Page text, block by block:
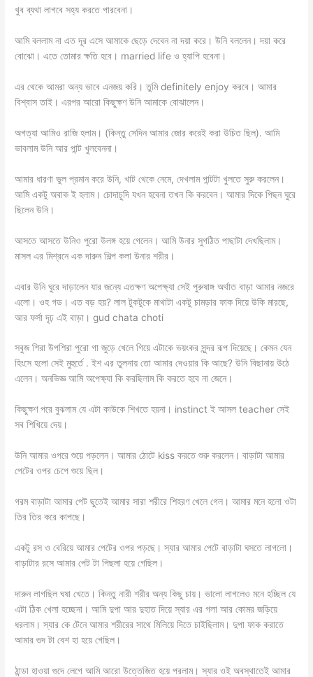
খুব ব্যথা লাগবে সহ্য করতে পারবেনা।
আমি বললাম না এত দূর এসে আমাকে ছেড়ে দেবেন না দয়া করে। উনি বললেন। দয়া করে
বোঝো। এতে তোমার ক্ষতি হবে। married life ও হ্যাপি হবেনা।
এর থেকে আমরা অন্য ভাবে এনজয় করি। তুমি definitely enjoy করবে। আমার
বিশ্বাস তাই। এরপর আরো কিছুক্ষণ উনি আমাকে বোঝালেন।
অগত্যা আমিও রাজি হলাম। (কিন্তু সেদিন আমার জোর করেই করা উচিত ছিল). আমি
ভাবলাম উনি আর পান্ট খুলবেননা।
আমার ধারণা ভুল প্রমান করে উনি, খাট থেকে নেমে, দেখলাম পান্টটা খুলতে সুরু করলেন।
আমি একটু অবাক ই হলাম। চোদাচুদি যখন হবেনা তখন কি করবেন। আমার দিকে পিছন ঘুরে
ছিলেন উনি।
আসতে আসতে উনিও পুরো উলঙ্গ হয়ে গেলেন। আমি উনার সুগঠিত পাছাটা দেখছিলাম।
মাসল এর মিশ্রনে এক দারুন শিল্প কলা উনার শরীর।
এবার উনি ঘুরে দাড়ালেন যার জন্যে এতক্ষণ অপেক্ষ্যা সেই পুরুষাঙ্গ অর্থাত বাড়া আমার নজরে
এলো। ওহ গড। এত বড় হয়? লাল টুকটুকে মাথাটা একটু চামড়ার ফাক দিয়ে উকি মারছে,
আর ফর্সা দৃঢ় এই বাড়া। gud chata choti
সবুজ শিরা উপশিরা পুরো গা জুড়ে খেলে গিয়ে এটাকে ভয়ংকর সুন্দর রূপ দিয়েছে। কেমন যেন
হিংসে হলো সেই মুহুর্তে . ইশ এর তুলনায় তো আমার দেওয়ার কি আছে? উনি বিছানায় উঠে
এলেন। অনভিজ্ঞ আমি অপেক্ষ্যা কি করছিলাম কি করতে হবে না জেনে।
কিছুক্ষণ পরে বুঝলাম যে এটা কাউকে শিখতে হয়না। instinct ই আসল teacher সেই
সব শিখিয়ে দেয়।
উনি আমার ওপরে শুয়ে পড়লেন। আমার ঠোটে kiss করতে শুরু করলেন। বাড়াটা আমার
পেটের ওপর চেপে শুয়ে ছিল।
গরম বাড়াটা আমার পেট ছুতেই আমার সারা শরীরে শিহরণ খেলে গেল। আমার মনে হলো ওটা
তির তির করে কাপছে।
একটু রস ও বেরিয়ে আমার পেটের ওপর পড়ছে। স্যার আমার পেটে বাড়াটা ঘসতে লাগলো।
বাড়াটার রসে আমার পেট টা পিছলা হয়ে গেছিল।
দারুন লাগছিল ঘষা খেতে। কিন্তু নারী শরীর অন্য কিছু চায়। ভালো লাগলেও মনে হচ্ছিল যে
এটা ঠিক খেলা হচ্ছেনা। আমি দুপা আর দুহাত দিয়ে স্যার এর গলা আর কোমর জড়িয়ে
ধরলাম। স্যার কে টেনে আমার শরীরের সাথে মিলিয়ে দিতে চাইছিলাম। দুপা ফাক করাতে
আমার গুদ টা বেশ হা হয়ে গেছিল।
ঠান্ডা হাওয়া গুদে লেগে আমি আরো উত্তেজিত হয়ে পরলাম। স্যার ওই অবস্থাতেই আমার